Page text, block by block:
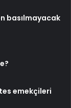
basılmayacak
emekçileri